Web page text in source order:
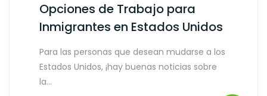
Opciones de Trabajo para
Inmigrantes en Estados Unidos
Para las personas que desean mudarse a los
Estados Unidos, ¡hay buenas noticias sobre
la…